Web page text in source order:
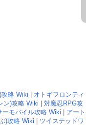
略 Wiki
オトギフロンティ
ン)攻略 Wiki
対魔忍RPG攻
ーモバイル攻略 Wiki
アート
)攻略 Wiki
ツイステッドワ